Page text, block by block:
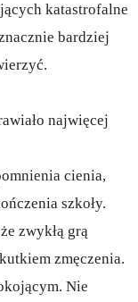
katastrofalne
bardziej
najwięcej
cienia,
szkoły.
zwykłą grą
zmęczenia.
Nie